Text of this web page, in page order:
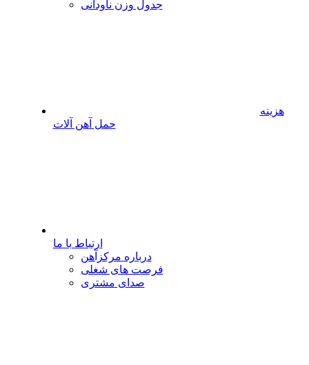
جدول وزن ناودانی
هزینه
حمل آهن آلات
ارتباط با ما
درباره مرکزآهن
فرصت های شغلی
صدای مشتری